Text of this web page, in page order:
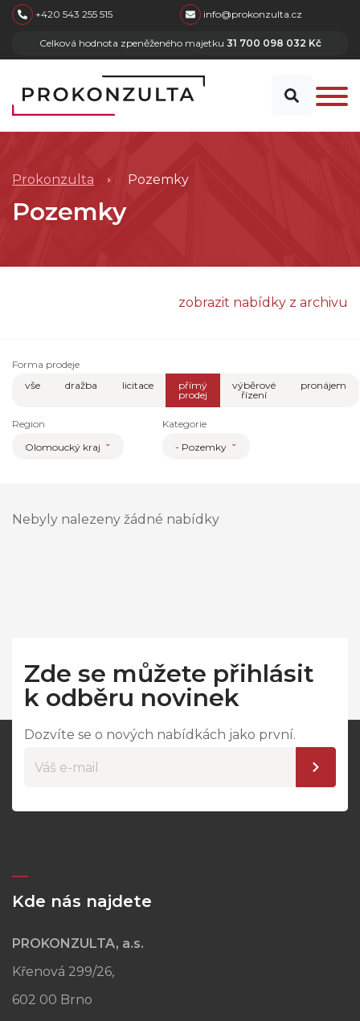
skip to main content
+420 543 255 515 info@prokonzulta.cz
Celková hodnota zpeněženého majetku 31 700 098 032 Kč
Prokonzulta Pozemky
Pozemky
zobrazit nabídky z archivu
Forma prodeje
vše
dražba licitace
přímý
prodej
výběrové
řízení
pronájem
Region
Olomoucký kraj
Kategorie
- Pozemky
Nebyly nalezeny žádné nabídky
Zde se můžete přihlásit
k odběru novinek
Dozvíte se o nových nabídkách jako první.
Kde nás najdete
PROKONZULTA, a.s.
Křenová 299/26,
602 00 Brno